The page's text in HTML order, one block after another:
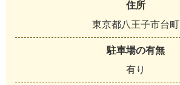
住所
東京都八王子市台町
駐車場の有無
有り